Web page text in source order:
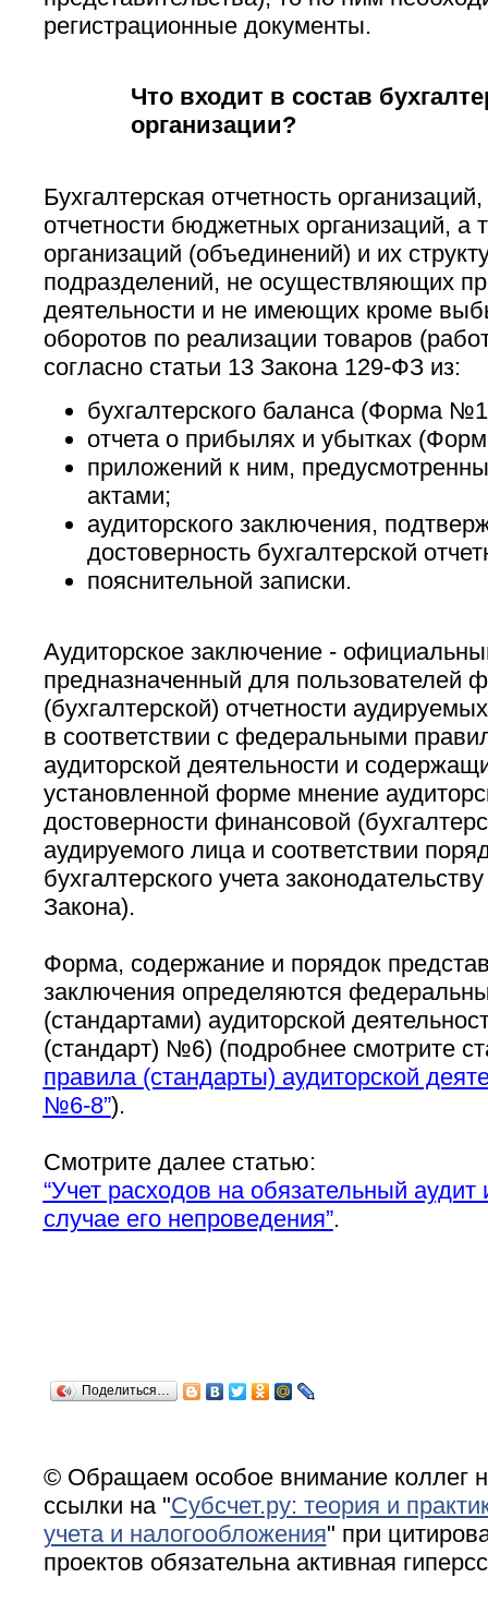
регистрационные документы.
Что входит в состав
организации?
Бухгалтерская отчетность
отчетности бюджетных организаций, а
организаций (объединений) и их
подразделений, не осуществляющих
деятельности и не имеющих кроме
оборотов по реализации товаров
согласно статьи 13 Закона 129-ФЗ из:
бухгалтерского баланса (Форма
отчета о прибылях и убытках
приложений к ним,
актами;
аудиторского заключения,
достоверность бухгалтерской
пояснительной записки.
Аудиторское заключение -
предназначенный для пользователей
(бухгалтерской) отчетности
в соответствии с федеральными
аудиторской деятельности и
установленной форме мнение
достоверности финансовой
аудируемого лица и соответствии
бухгалтерского учета
Закона).
Форма, содержание и порядок
заключения определяются
(стандартами) аудиторской
(стандарт) №6) (подробнее смотрите
правила (стандарты) аудиторской
№6-8”).
Смотрите далее статью:
“Учет расходов на обязательный аудит
случае его непроведения”.
Поделиться…
© Обращаем особое внимание коллег
ссылки на "Субсчет.ру: теория и
учета и налогообложения" при
проектов обязательна активная